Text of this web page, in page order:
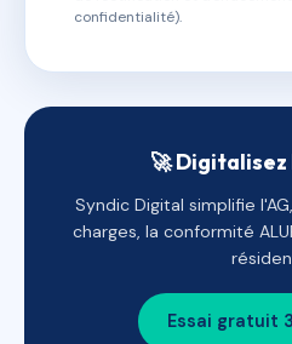
confidentialité).
🚀
Syndic Digital simplifie
charges, la conformité
Essai gratuit